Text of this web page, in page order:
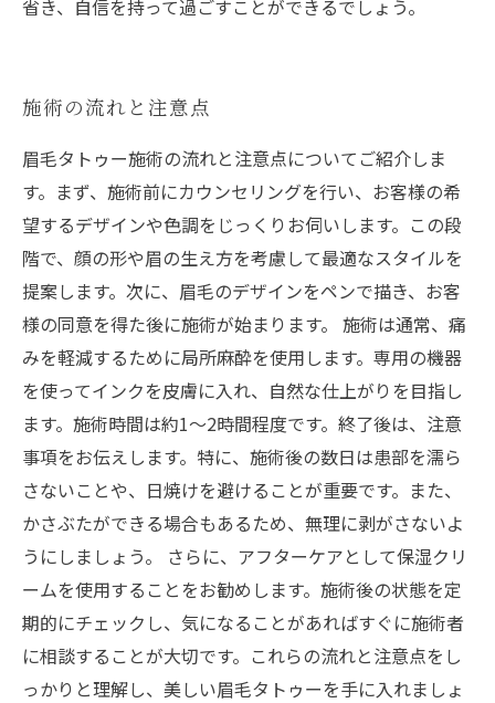
省き、自信を持って過ごすことができるでしょう。
施術の流れと注意点
眉毛タトゥー施術の流れと注意点についてご紹介しま
す。まず、施術前にカウンセリングを行い、お客様の希
望するデザインや色調をじっくりお伺いします。この段
階で、顔の形や眉の生え方を考慮して最適なスタイルを
提案します。次に、眉毛のデザインをペンで描き、お客
様の同意を得た後に施術が始まります。 施術は通常、痛
みを軽減するために局所麻酔を使用します。専用の機器
を使ってインクを皮膚に入れ、自然な仕上がりを目指し
ます。施術時間は約1～2時間程度です。終了後は、注意
事項をお伝えします。特に、施術後の数日は患部を濡ら
さないことや、日焼けを避けることが重要です。また、
かさぶたができる場合もあるため、無理に剥がさないよ
うにしましょう。 さらに、アフターケアとして保湿クリ
ームを使用することをお勧めします。施術後の状態を定
期的にチェックし、気になることがあればすぐに施術者
に相談することが大切です。これらの流れと注意点をし
っかりと理解し、美しい眉毛タトゥーを手に入れましょ